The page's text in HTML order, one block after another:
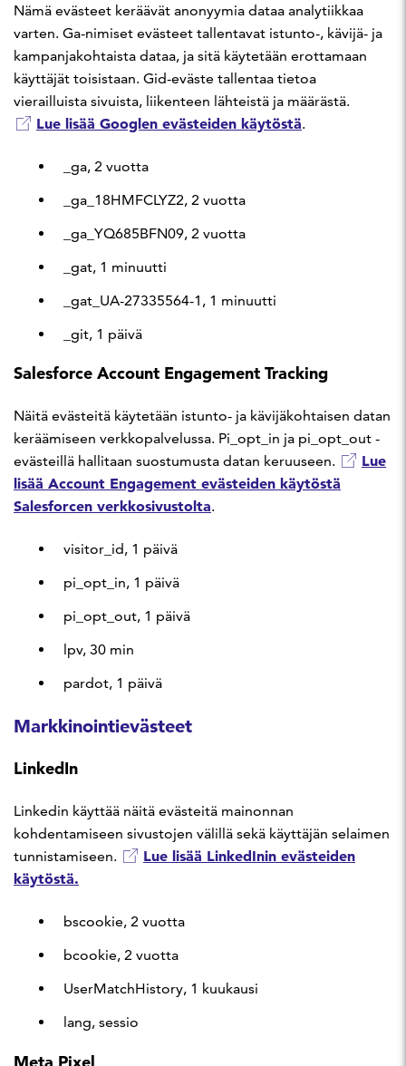
Nämä evästeet keräävät anonyymia dataa analytiikkaa
varten. Ga-nimiset evästeet tallentavat istunto-, kävijä- ja
kampanjakohtaista dataa, ja sitä käytetään erottamaan
käyttäjät toisistaan. Gid-eväste tallentaa tietoa
vierailluista sivuista, liikenteen lähteistä ja määrästä.
Lue lisää Googlen evästeiden käytöstä.
_ga, 2 vuotta
_ga_18HMFCLYZ2, 2 vuotta
_ga_YQ685BFN09, 2 vuotta
_gat, 1 minuutti
_gat_UA-27335564-1, 1 minuutti
_git, 1 päivä
Salesforce Account Engagement Tracking
Näitä evästeitä käytetään istunto- ja kävijäkohtaisen datan
keräämiseen verkkopalvelussa. Pi_opt_in ja pi_opt_out -
evästeillä hallitaan suostumusta datan keruuseen.
Lue
lisää Account Engagement evästeiden käytöstä
Salesforcen verkkosivustolta.
visitor_id, 1 päivä
pi_opt_in, 1 päivä
pi_opt_out, 1 päivä
lpv, 30 min
pardot, 1 päivä
Markkinointievästeet
LinkedIn
Linkedin käyttää näitä evästeitä mainonnan
kohdentamiseen sivustojen välillä sekä käyttäjän selaimen
tunnistamiseen.
Lue lisää LinkedInin evästeiden
käytöstä.
bscookie, 2 vuotta
bcookie, 2 vuotta
UserMatchHistory, 1 kuukausi
lang, sessio
Meta Pixel